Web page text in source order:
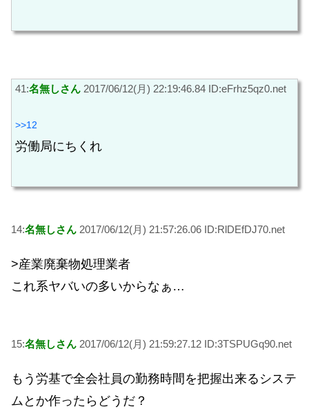
41:名無しさん 2017/06/12(月) 22:19:46.84 ID:eFrhz5qz0.net
>>12
労働局にちくれ
14:名無しさん 2017/06/12(月) 21:57:26.06 ID:RlDEfDJ70.net
>産業廃棄物処理業者
これ系ヤバいの多いからなぁ…
15:名無しさん 2017/06/12(月) 21:59:27.12 ID:3TSPUGq90.net
もう労基で全会社員の勤務時間を把握出来るシステ
ムとか作ったらどうだ？